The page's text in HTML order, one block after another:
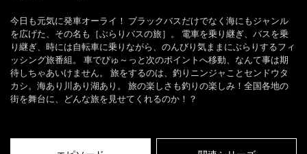
今日も元気に発車オーライ！ ブラックバスだけでなく海にもジャンル
を広げた、その名も［ぶらりバスの旅］。 電車を乗り継ぎ、バスを乗
り継ぎ、時には自転車に乗りながら、のんびり気ままにぶらりするフィ
ッシング旅番組。 車でぴゅ～っと次のポイントへ移動、なんて事は期
待しちゃあいけません。 旅をするのは、釣りニンジャことセンドウタ
カシ。海あり川あり湖あり。 旅の楽しさも釣りの楽しみ！全国各地の
街を舞台に、どんな旅を見せてくれるのか！？